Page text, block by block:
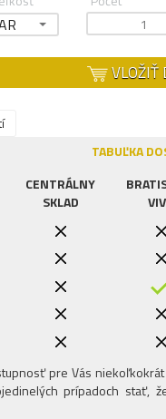
VLOŽIŤ
TABUĽKA
CENTRÁLNY
SKLAD
pre Vás
prípadoch stať,